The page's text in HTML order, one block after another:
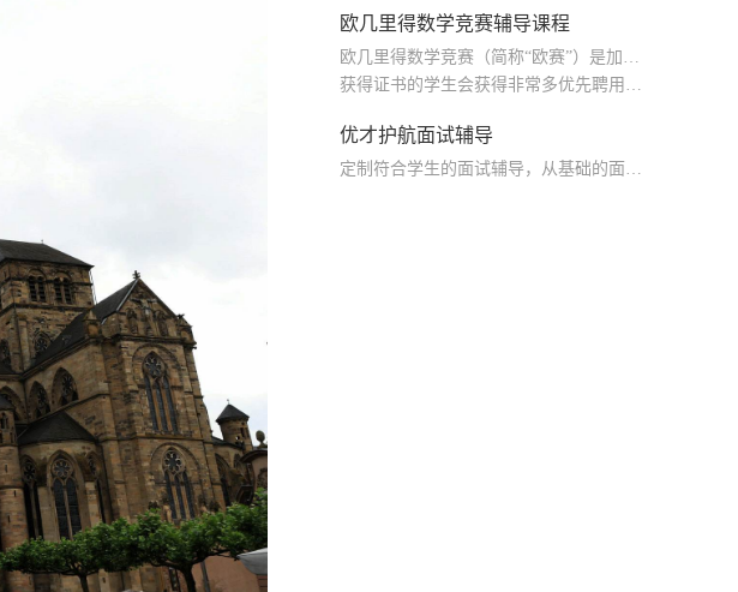
欧几里得数学竞赛辅导课程
欧几里得数学竞赛（简称“欧赛”）是加拿大中学阶段最具含金量、最被认可的竞赛
获得证书的学生会获得非常多优先聘用的机会
优才护航面试辅导
定制符合学生的面试辅导，从基础的面试意义，到模拟面试及学习生活建议多方面进行辅导